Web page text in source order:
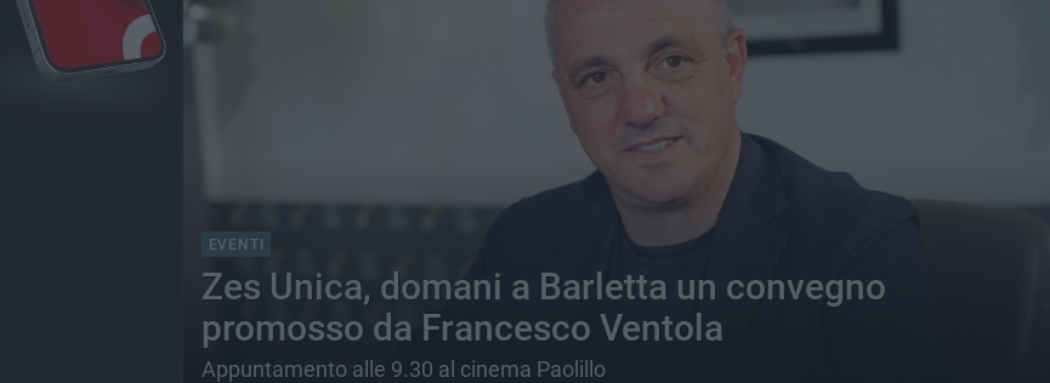
EVENTI
Zes Unica, domani a Barletta un convegno
promosso da Francesco Ventola
Appuntamento alle 9.30 al cinema Paolillo